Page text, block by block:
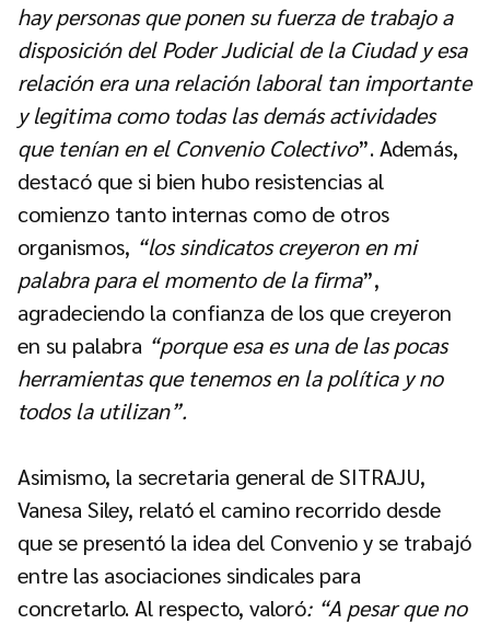
hay personas que ponen su fuerza de trabajo a
disposición del Poder Judicial de la Ciudad y esa
relación era una relación laboral tan importante
y legitima como todas las demás actividades
que tenían en el Convenio Colectivo”. Además,
destacó que si bien hubo resistencias al
comienzo tanto internas como de otros
organismos, “los sindicatos creyeron en mi
palabra para el momento de la firma”,
agradeciendo la confianza de los que creyeron
en su palabra “porque esa es una de las pocas
herramientas que tenemos en la política y no
todos la utilizan”.
Asimismo, la secretaria general de SITRAJU,
Vanesa Siley, relató el camino recorrido desde
que se presentó la idea del Convenio y se trabajó
entre las asociaciones sindicales para
concretarlo. Al respecto, valoró: “A pesar que no